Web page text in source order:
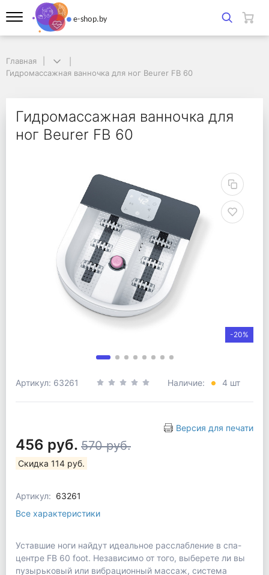
Гидромассажная ванночка для ног Beurer FB 60
Гидромассажная
Главная
Гидромассажная ванночка для ног Beurer FB 60
Гидромассажная ванночка для
ног Beurer FB 60
-20%
Артикул: 63261 Наличие: 4 шт
Версия для печати
456 руб. 570 руб.
Скидка 114 руб.
Артикул: 63261
Все характеристики
Уставшие ноги найдут идеальное расслабление в спа-
центре FB 60 foot. Независимо от того, выберете ли вы
пузырьковый или вибрационный массаж, система